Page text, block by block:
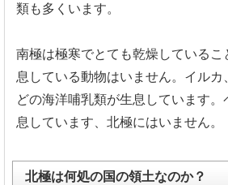
類も多くいます。
南極は極寒でとても乾燥しているこ
息している動物はいません。イルカ
どの海洋哺乳類が生息しています。
息しています、北極にはいません。
北極は何処の国の領土なのか？